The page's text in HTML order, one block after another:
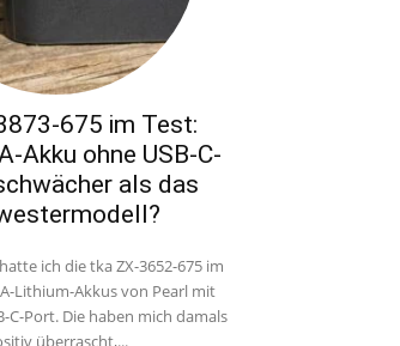
675 im Test:
Akku ohne USB-C-
als das
ich die tka ZX-3652-675 im
Lithium-Akkus von Pearl mit
C-Port. Die haben mich damals
überrascht,...